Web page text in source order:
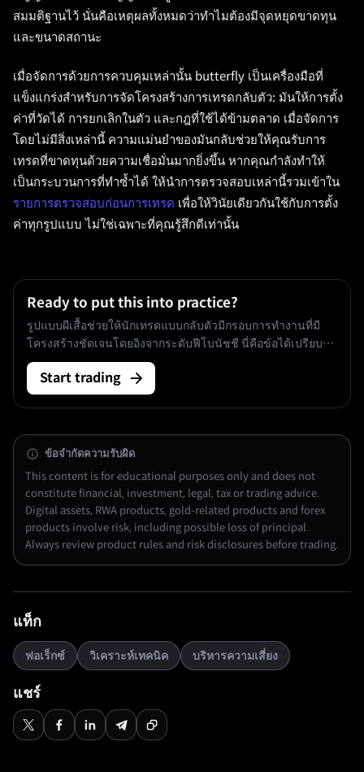
สมมติฐานไว้ นั่นคือเหตุผลทั้งหมดว่าทำไมต้องมีจุดหยุดขาดทุน
และขนาดสถานะ
เมื่อจัดการด้วยการควบคุมเหล่านั้น butterfly เป็นเครื่องมือที่
แข็งแกร่งสำหรับการจัดโครงสร้างการเทรดกลับตัว: มันให้การตั้ง
ค่าที่วัดได้ การยกเลิกในตัว และกฎที่ใช้ได้ข้ามตลาด เมื่อจัดการ
โดยไม่มีสิ่งเหล่านี้ ความแม่นยำของมันกลับช่วยให้คุณรับการ
เทรดที่ขาดทุนด้วยความเชื่อมั่นมากยิ่งขึ้น หากคุณกำลังทำให้
เป็นกระบวนการที่ทำซ้ำได้ ให้นำการตรวจสอบเหล่านี้รวมเข้าใน
รายการตรวจสอบก่อนการเทรด เพื่อให้วินัยเดียวกันใช้กับการตั้ง
ค่าทุกรูปแบบ ไม่ใช่เฉพาะที่คุณรู้สึกดีเท่านั้น
Ready to put this into practice?
รูปแบบผีเสื้อช่วยให้นักเทรดแบบกลับตัวมีกรอบการทำงานที่มี
โครงสร้างชัดเจนโดยอิงจากระดับฟีโบนัชชี นี่คือข้อได้เปรียบ
ที่แท้จริงสามประการ การกล่าวอ้างที่เกินจริงที่ควรละเลย และกฎ
การตั้งจุดหยุดขาดทุนและการกำหนดขนาดสถานะที่ป้องกันไม่
ให้การคาดการณ์ที่ผิดพลาดกลายเป็นการสูญเสียครั้งใหญ่
Start trading
ข้อจำกัดความรับผิด
This content is for educational purposes only and does not
constitute financial, investment, legal, tax or trading advice.
Digital assets, RWA products, gold-related products and forex
products involve risk, including possible loss of principal.
Always review product rules and risk disclosures before trading.
แท็ก
ฟอเร็กซ์ วิเคราะห์เทคนิค บริหารความเสี่ยง
แชร์